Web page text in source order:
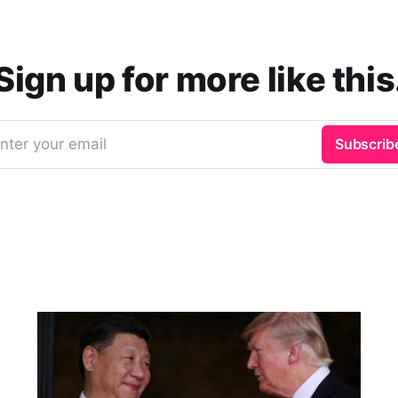
up for more like
your email